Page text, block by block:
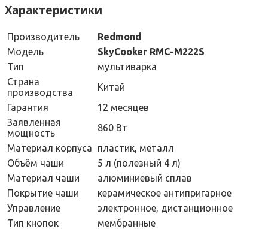
Характеристики
Производитель
Redmond
Модель
SkyCooker RMC-M222S
Тип
мультиварка
Страна
производства
Китай
Гарантия
12 месяцев
Заявленная
мощность
860 Вт
Материал корпуса
пластик, металл
Объём чаши
5 л (полезный 4 л)
Материал чаши
алюминиевый сплав
Покрытие чаши
керамическое антипригарное
Управление
электронное, дистанционное
Тип кнопок
мембранные